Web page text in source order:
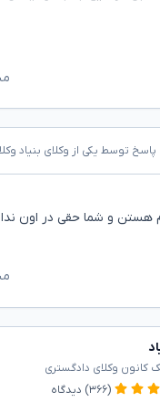
پاسخ توسط یکی از وکلای بنیاد وکلا
و شما حقی در اون
کانون وکلای دادگستری
(۳۶۶) دیدگاه